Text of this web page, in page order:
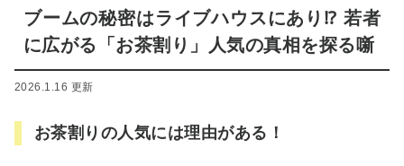
ブームの秘密はライブハウスにあり⁉ 若者
に広がる「お茶割り」人気の真相を探る噺
2026.1.16 更新
お茶割りの人気には理由がある！